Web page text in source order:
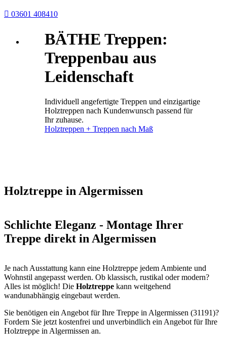
 03601 408410
BÄTHE Treppen:
Treppenbau aus
Leidenschaft
Individuell angefertigte Treppen und einzigartige
Holztreppen nach Kundenwunsch passend für
Ihr zuhause.
Holztreppen + Treppen nach Maß
Holztreppe in Algermissen
Schlichte Eleganz - Montage Ihrer
Treppe direkt in Algermissen
Je nach Ausstattung kann eine Holztreppe jedem Ambiente und
Wohnstil angepasst werden. Ob klassisch, rustikal oder modern?
Alles ist möglich! Die Holztreppe kann weitgehend
wandunabhängig eingebaut werden.
Sie benötigen ein Angebot für Ihre Treppe in Algermissen (31191)?
Fordern Sie jetzt kostenfrei und unverbindlich ein Angebot für Ihre
Holztreppe in Algermissen an.